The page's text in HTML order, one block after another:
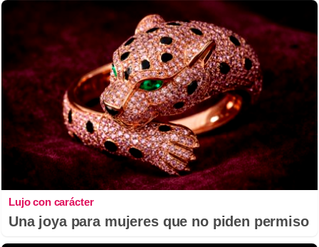
Lujo con carácter
Una joya para mujeres que no piden permiso